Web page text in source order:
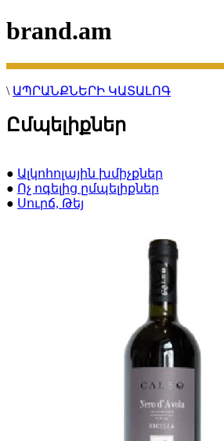
brand.am
\ ԱՊՐԱՆՔՆԵՐԻ ԿԱՏԱԼՈԳ
Ըմպելիքներ
● Ալկոհոլային խմիչքներ
● Ոչ ոգելից ըմպելիքներ
● Սուրճ, Թեյ